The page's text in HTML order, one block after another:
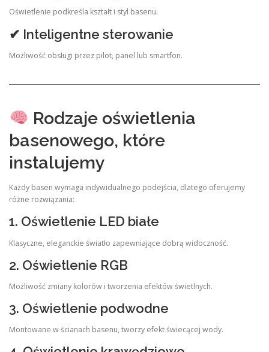
Oświetlenie podkreśla kształt i styl basenu.
✔ Inteligentne sterowanie
Możliwość obsługi przez pilot, panel lub smartfon.
Rodzaje oświetlenia
basenowego, które
instalujemy
Każdy basen wymaga indywidualnego podejścia, dlatego oferujemy
różne rozwiązania:
1. Oświetlenie LED białe
Klasyczne, eleganckie światło zapewniające dobrą widoczność.
2. Oświetlenie RGB
Możliwość zmiany kolorów i tworzenia efektów świetlnych.
3. Oświetlenie podwodne
Montowane w ścianach basenu, tworzy efekt świecącej wody.